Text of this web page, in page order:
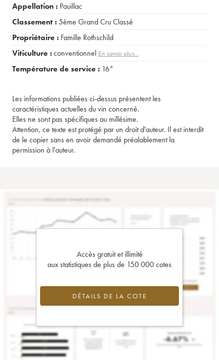
Appellation : Pauillac
Classement :5ème Grand Cru Classé
Propriétaire : Famille Rothschild
Viticulture :conventionnel En savoir plus...
Température de service : 16°
Les informations publiées ci-dessus présentent les
caractéristiques actuelles du vin concerné.
Elles ne sont pas spécifiques au millésime.
Attention, ce texte est protégé par un droit d'auteur. Il est interdit
de le copier sans en avoir demandé préalablement la
permission à l'auteur.
Accès gratuit et illimité
aux statistiques de plus de 150 000 cotes
DÉTAILS DE LA COTE